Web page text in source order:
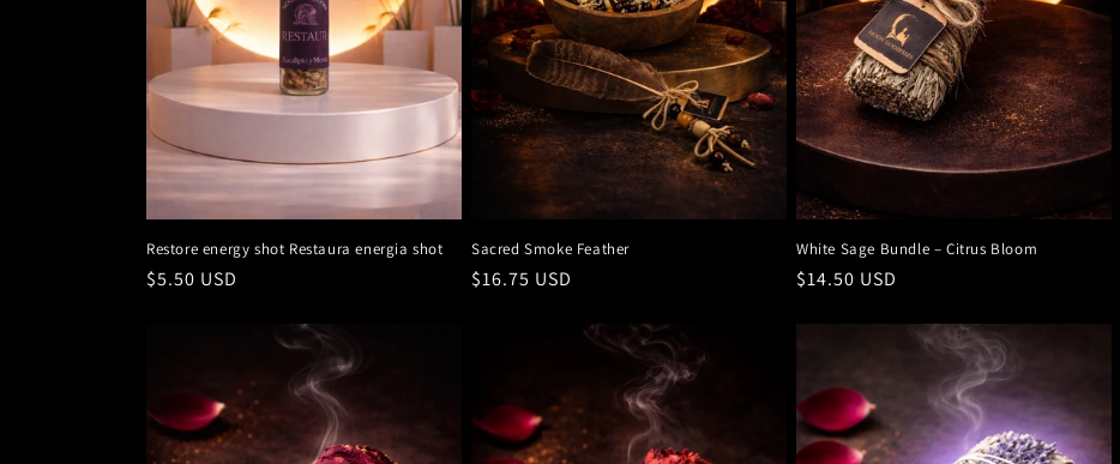
Restore energy shot Restaura energia shot
Precio
$5.50 USD
Sacred Smoke Feather
Precio
$16.75 USD
White Sage Bundle – Citrus Bloom
Precio
$14.50 USD